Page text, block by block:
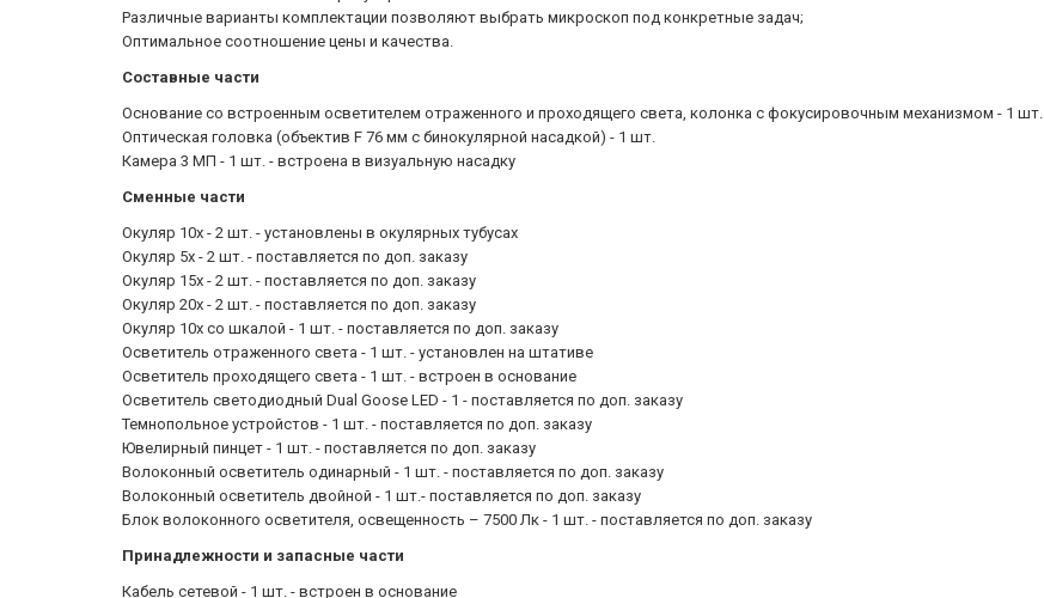
Различные варианты комплектации позволяют выбрать микроскоп под конкретные задач;
Оптимальное соотношение цены и качества.
Составные части
Основание со встроенным осветителем отраженного и проходящего света, колонка с фокусировочным механизмом - 1 шт.
Оптическая головка (объектив F 76 мм с бинокулярной насадкой) - 1 шт.
Камера 3 МП - 1 шт. - встроена в визуальную насадку
Сменные части
Окуляр 10х - 2 шт. - установлены в окулярных тубусах
Окуляр 5х - 2 шт. - поставляется по доп. заказу
Окуляр 15х - 2 шт. - поставляется по доп. заказу
Окуляр 20х - 2 шт. - поставляется по доп. заказу
Окуляр 10х со шкалой - 1 шт. - поставляется по доп. заказу
Осветитель отраженного света - 1 шт. - установлен на штативе
Осветитель проходящего света - 1 шт. - встроен в основание
Осветитель светодиодный Dual Goose LED - 1 - поставляется по доп. заказу
Темнопольное устройстов - 1 шт. - поставляется по доп. заказу
Ювелирный пинцет - 1 шт. - поставляется по доп. заказу
Волоконный осветитель одинарный - 1 шт. - поставляется по доп. заказу
Волоконный осветитель двойной - 1 шт.- поставляется по доп. заказу
Блок волоконного осветителя, освещенность – 7500 Лк - 1 шт. - поставляется по доп. заказу
Принадлежности и запасные части
Кабель сетевой - 1 шт. - встроен в основание